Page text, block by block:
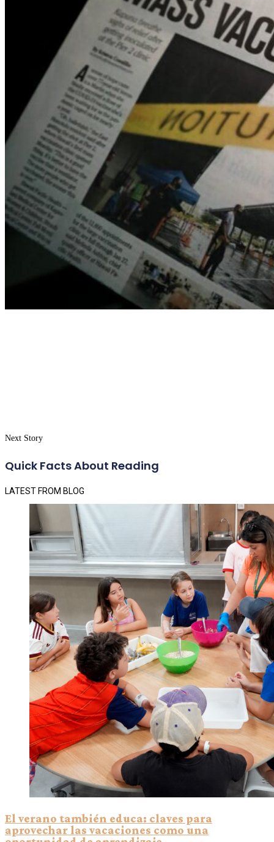
Next Story
Quick Facts About Reading
LATEST FROM BLOG
El verano también educa: claves para
aprovechar las vacaciones como una